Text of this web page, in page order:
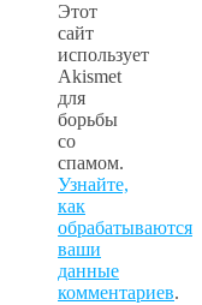
Этот
сайт
использует
Akismet
для
борьбы
со
спамом.
Узнайте,
как
обрабатываются
ваши
данные
комментариев.